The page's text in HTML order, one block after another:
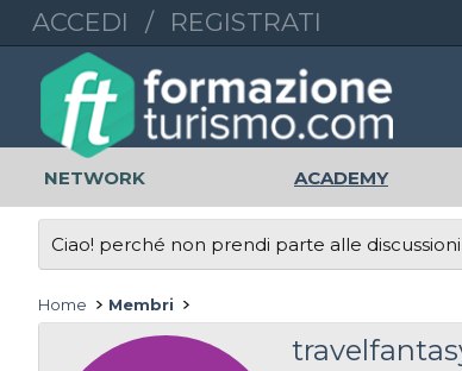
ACCEDI / REGISTRATI
NETWORK ACADEMY
Ciao! perché non prendi parte alle
Home Membri